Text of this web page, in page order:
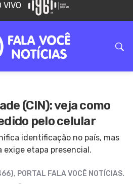
VIVO
(CIN): veja como
pelo celular
identificação no país, mas
exige etapa presencial.
PORTAL FALA VOCÊ NOTÍCIAS.